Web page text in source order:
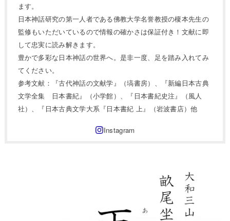
ます。
日本神話研究の第一人者である佛教大学名誉教授の榎本先生の
監修もいただいているので情報の確かさは保証付き！文献に即
して忠実に読み解きます。
豊かで多彩な日本神話の世界へ。是非一度、足を踏み入れてみ
てください。
参考文献：『古代神話の文献学』（塙書房）、『新編日本古典
文学全集 日本書紀』（小学館）、『日本書紀史注』（風人
社）、『日本古典文学大系『日本書紀 上』（岩波書店）他